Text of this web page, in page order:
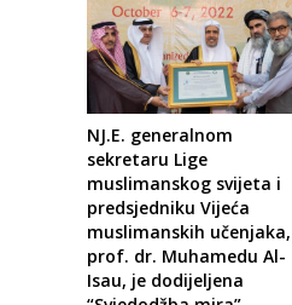
NJ.E. generalnom
sekretaru Lige
muslimanskog svijeta i
predsjedniku Vijeća
muslimanskih učenjaka,
prof. dr. Muhamedu Al-
Isau, je dodijeljena